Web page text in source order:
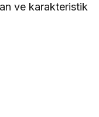
ve karakteristik